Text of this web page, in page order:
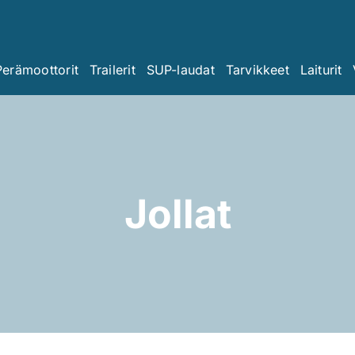
Trailerit SUP-laudat Tarvikkeet Laiturit
Jollat